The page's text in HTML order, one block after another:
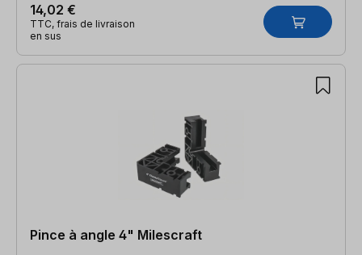
14,02 €
TTC, frais de livraison
en sus
Pince à angle 4" Milescraft